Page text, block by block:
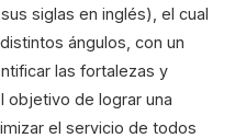
siglas en inglés), el cual
ángulos, con un
las fortalezas y
objetivo de lograr una
el servicio de todos